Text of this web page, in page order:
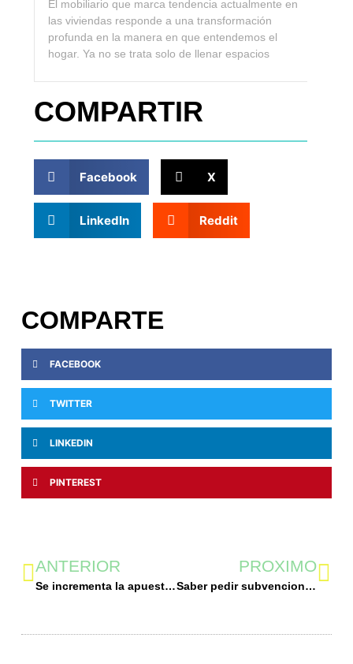
El mobiliario que marca tendencia actualmente en
las viviendas responde a una transformación
profunda en la manera en que entendemos el
hogar. Ya no se trata solo de llenar espacios
COMPARTIR
Facebook X
LinkedIn Reddit
COMPARTE
FACEBOOK
TWITTER
LINKEDIN
PINTEREST
ANTERIOR
Se incrementa la apuesta por electrodomésticos para paliar la falta de tiempo libre
PROXIMO
Saber pedir subvenciones es vital para poder optar al dinero